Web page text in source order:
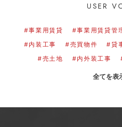
USER
#事業用賃貸 #事業用賃貸管
#内装工事
#売買物件 #貸
#売土地
#内外装工事
全てを表